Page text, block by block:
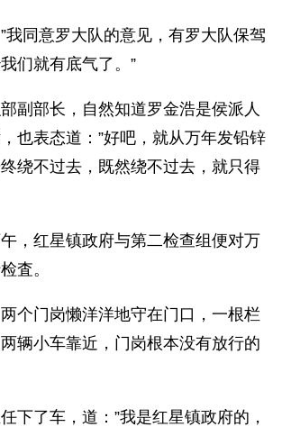
我同意罗大队的意见，有罗大队保驾
们就有底气了。”
副部长，自然知道罗金浩是侯派人
也表态道：”好吧，就从万年发铅锌
绕不过去，既然绕不过去，就只得
，红星镇政府与第二检查组便对万
査。
个门岗懒洋洋地守在门口，一根栏
辆小车靠近，门岗根本没有放行的
下了车，道：”我是红星镇政府的，